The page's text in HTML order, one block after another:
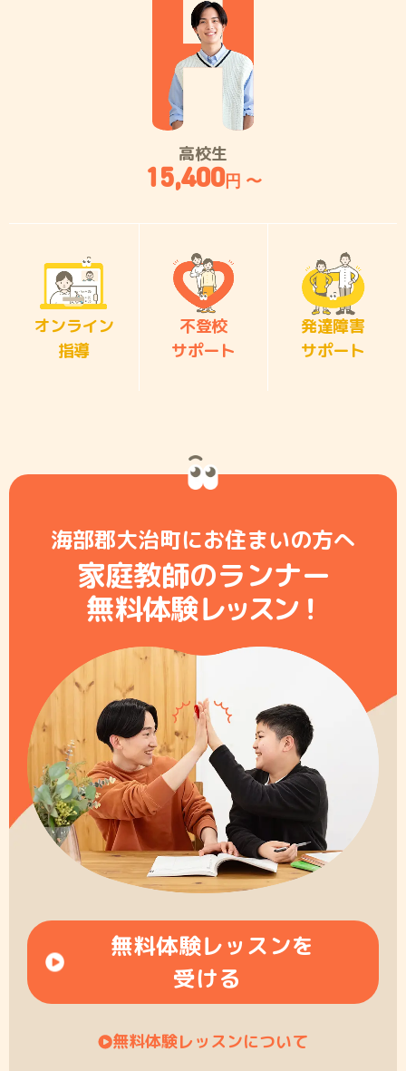
高校生
15,400円 〜
オンライン
指導
不登校
サポート
発達障害
サポート
海部郡大治町にお住まいの方へ
家庭教師のランナー
無料体験レッスン！
無料体験レッスンを
受ける
無料体験レッスンについて